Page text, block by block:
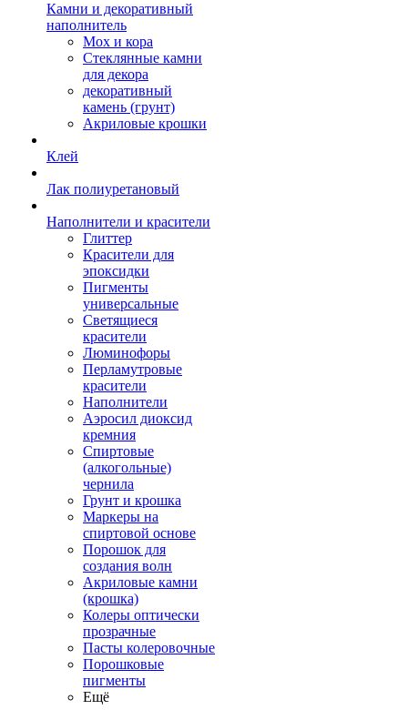
Камни и декоративный
наполнитель
Мох и кора
Стеклянные камни
для декора
декоративный
камень (грунт)
Акриловые крошки
Клей
Лак полиуретановый
Наполнители и красители
Глиттер
Красители для
эпоксидки
Пигменты
универсальные
Светящиеся
красители
Люминофоры
Перламутровые
красители
Наполнители
Аэросил диоксид
кремния
Спиртовые
(алкогольные)
чернила
Грунт и крошка
Маркеры на
спиртовой основе
Порошок для
создания волн
Акриловые камни
(крошка)
Колеры оптически
прозрачные
Пасты колеровочные
Порошковые
пигменты
Ещё